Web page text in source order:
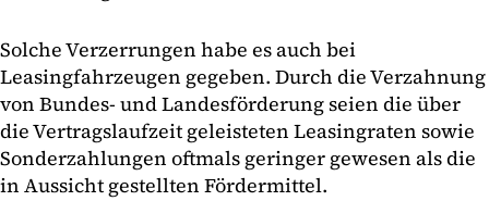
Solche Verzerrungen habe es auch bei
Leasingfahrzeugen gegeben. Durch die Verzahnung
von Bundes- und Landesförderung seien die über
die Vertragslaufzeit geleisteten Leasingraten sowie
Sonderzahlungen oftmals geringer gewesen als die
in Aussicht gestellten Fördermittel.